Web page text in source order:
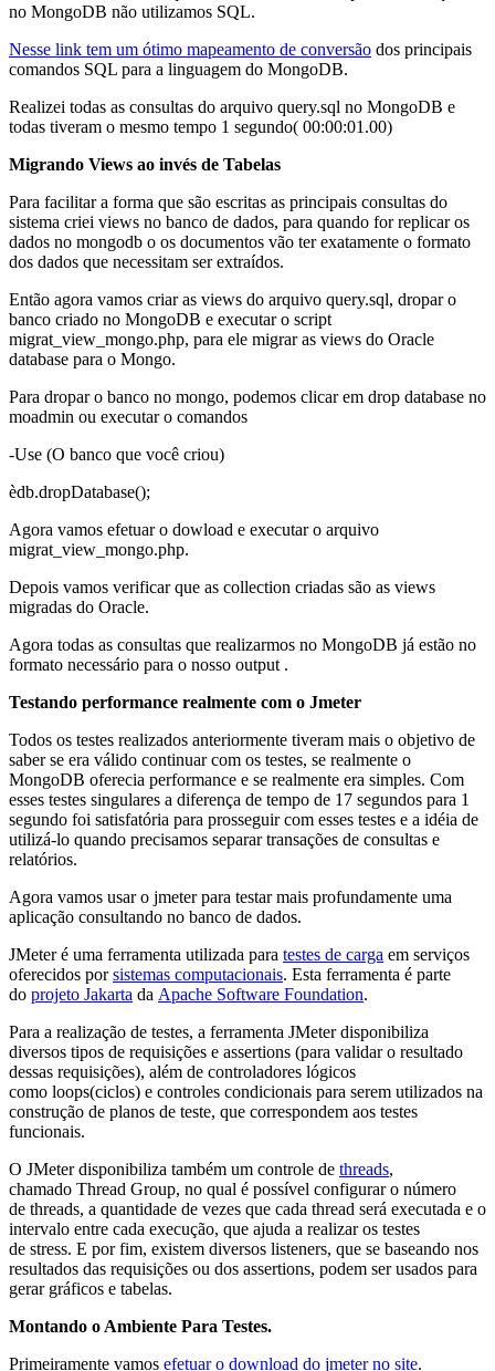
no MongoDB não utilizamos SQL.
Nesse link tem um ótimo mapeamento de conversão dos principais
comandos SQL para a linguagem do MongoDB.
Realizei todas as consultas do arquivo query.sql no MongoDB e
todas tiveram o mesmo tempo 1 segundo( 00:00:01.00)
Migrando Views ao invés de Tabelas
Para facilitar a forma que são escritas as principais consultas do
sistema criei views no banco de dados, para quando for replicar os
dados no mongodb o os documentos vão ter exatamente o formato
dos dados que necessitam ser extraídos.
Então agora vamos criar as views do arquivo query.sql, dropar o
banco criado no MongoDB e executar o script
migrat_view_mongo.php, para ele migrar as views do Oracle
database para o Mongo.
Para dropar o banco no mongo, podemos clicar em drop database no
moadmin ou executar o comandos
-Use (O banco que você criou)
èdb.dropDatabase();
Agora vamos efetuar o dowload e executar o arquivo
migrat_view_mongo.php.
Depois vamos verificar que as collection criadas são as views
migradas do Oracle.
Agora todas as consultas que realizarmos no MongoDB já estão no
formato necessário para o nosso output .
Testando performance realmente com o Jmeter
Todos os testes realizados anteriormente tiveram mais o objetivo de
saber se era válido continuar com os testes, se realmente o
MongoDB oferecia performance e se realmente era simples. Com
esses testes singulares a diferença de tempo de 17 segundos para 1
segundo foi satisfatória para prosseguir com esses testes e a idéia de
utilizá-lo quando precisamos separar transações de consultas e
relatórios.
Agora vamos usar o jmeter para testar mais profundamente uma
aplicação consultando no banco de dados.
JMeter é uma ferramenta utilizada para testes de carga em serviços
oferecidos porsistemas computacionais. Esta ferramenta é parte
do projeto Jakarta da Apache Software Foundation.
Para a realização de testes, a ferramenta JMeter disponibiliza
diversos tipos de requisições e assertions (para validar o resultado
dessas requisições), além de controladores lógicos
como loops(ciclos) e controles condicionais para serem utilizados na
construção de planos de teste, que correspondem aos testes
funcionais.
O JMeter disponibiliza também um controle de threads,
chamado Thread Group, no qual é possível configurar o número
de threads, a quantidade de vezes que cada thread será executada e o
intervalo entre cada execução, que ajuda a realizar os testes
de stress. E por fim, existem diversos listeners, que se baseando nos
resultados das requisições ou dos assertions, podem ser usados para
gerar gráficos e tabelas.
Montando o Ambiente Para Testes.
Primeiramente vamos efetuar o download do jmeter no site.